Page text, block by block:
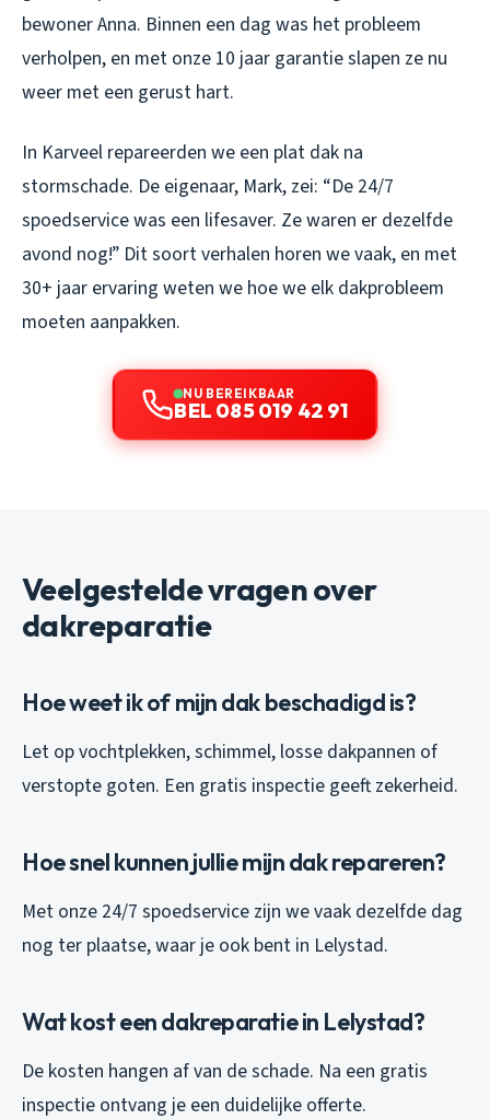
bewoner Anna. Binnen een dag was het probleem
verholpen, en met onze 10 jaar garantie slapen ze nu
weer met een gerust hart.
In Karveel repareerden we een plat dak na
stormschade. De eigenaar, Mark, zei: “De 24/7
spoedservice was een lifesaver. Ze waren er dezelfde
avond nog!” Dit soort verhalen horen we vaak, en met
30+ jaar ervaring weten we hoe we elk dakprobleem
moeten aanpakken.
NU BEREIKBAAR
BEL 085 019 42 91
Veelgestelde vragen over
dakreparatie
Hoe weet ik of mijn dak beschadigd is?
Let op vochtplekken, schimmel, losse dakpannen of
verstopte goten. Een gratis inspectie geeft zekerheid.
Hoe snel kunnen jullie mijn dak repareren?
Met onze 24/7 spoedservice zijn we vaak dezelfde dag
nog ter plaatse, waar je ook bent in Lelystad.
Wat kost een dakreparatie in Lelystad?
De kosten hangen af van de schade. Na een gratis
inspectie ontvang je een duidelijke offerte.